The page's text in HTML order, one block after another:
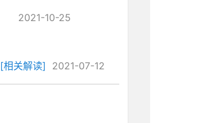
2021-10-25
[相关解读] 2021-07-12